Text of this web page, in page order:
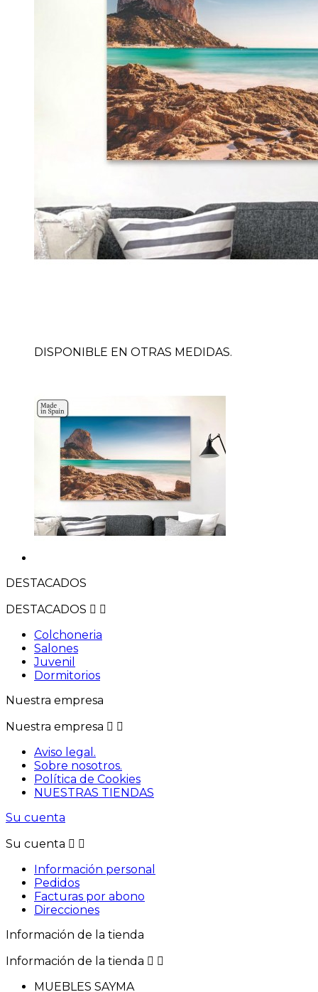
DISPONIBLE EN OTRAS MEDIDAS.
DESTACADOS
DESTACADOS  
Colchoneria
Salones
Juvenil
Dormitorios
Nuestra empresa
Nuestra empresa  
Aviso legal.
Sobre nosotros.
Política de Cookies
NUESTRAS TIENDAS
Su cuenta
Su cuenta  
Información personal
Pedidos
Facturas por abono
Direcciones
Información de la tienda
Información de la tienda  
MUEBLES SAYMA